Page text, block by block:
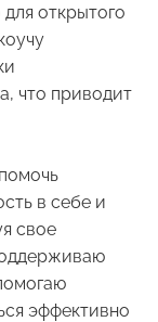
открытого
что приводит
в себе и
свое
эффективно